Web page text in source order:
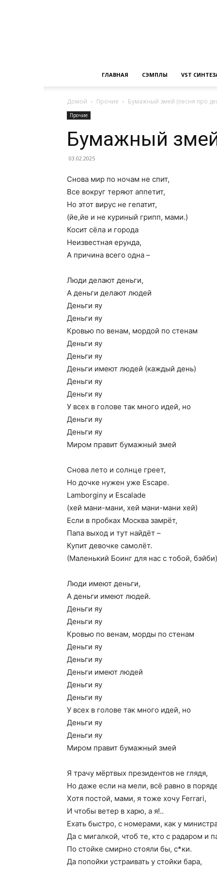
ГЛАВНАЯ СЭМПЛЫ VST
Домой Прочие Бумажный змей (песня про
Прочие
Бумажный
03.02.2025
Снова мир по ночам не спит,
Все вокруг теряют аппетит,
Но этот вирус не гепатит,
(йе,йе и не куриный грипп, мами.)
Косит сёла и города
Неизвестная ерунда,
А причина всего одна –
Люди делают деньги,
А деньги делают людей
Деньги яу
Деньги яу
Кровью по венам, мордой по стенам
Деньги яу
Деньги яу
Деньги имеют людей (каждый день)
Деньги яу
Деньги яу
У всех в голове так много идей, но
Деньги яу
Деньги яу
Миром правит бумажный змей
Снова лето и солнце греет,
Но дочке нужен уже Escape.
Lamborginy и Escalade
(хей мани-мани, хей мани-мани хей)
Если в пробках Москва замрёт,
Папа выход и тут найдёт –
Купит девочке самолёт.
(Маленький Боинг для нас с тобой, бэйби)
Люди имеют деньги,
А деньги имеют людей.
Деньги яу
Деньги яу
Кровью по венам, морды по стенам
Деньги яу
Деньги яу
Деньги имеют людей
Деньги яу
Деньги яу
У всех в голове так много идей, но
Деньги яу
Деньги яу
Миром правит бумажный змей
Я трачу мёртвых президентов не глядя,
Но даже если на мели, всё равно в
Хотя постой, мами, я тоже хочу Ferrari,
И чтобы ветер в харю, а я!..
Ехать быстро, с номерами, как у
Да с мигалкой, чтоб те, кто с радаром и
По стойке смирно стояли бы, с*ки.
Да попойки устраивать у стойки бара,